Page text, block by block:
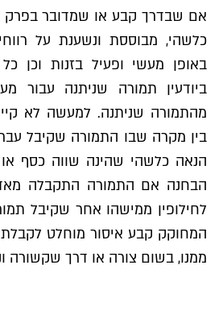
אם שבדרך קבע או שמדובר בפרק
כלשהי, מבוססת ונשענת על
באופן מעשי ופעיל בזנות וכן
ביודעין תמורה שניתנה עבור
מהתמורה שניתנה. למעשה לא
בין מקרה שבו התמורה שקיבל
הנאה כלשהי שהינה שווה כסף או
הבחנה אם התמורה התקבלה
לחילופין ממישהו אחר שקיבל
המחוקק קבע איסור מוחלט
ממנו, בשום צורה או דרך שקשורה